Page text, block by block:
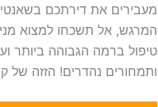
מעבירים את דירתכם
המרגש, אל תשכחו למצוא
טיפול ברמה הגבוהה ביותר
ותמחורים נהדרים! הזזה של